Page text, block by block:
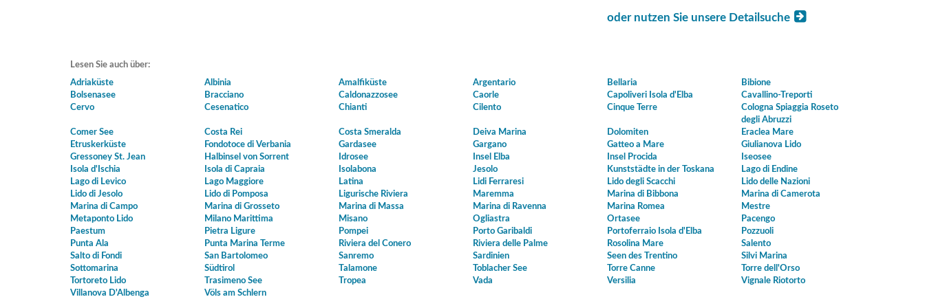
oder nutzen Sie unsere Detailsuche
Lesen Sie auch über:
Adriaküste
Albinia Amalfiküste Argentario Bellaria
Bibione
Bolsenasee
Bracciano Caldonazzosee Caorle Capoliveri Isola d'Elba
Cavallino-Treporti
Cervo
Cesenatico Chianti Cilento Cinque Terre
Cologna Spiaggia Roseto
degli Abruzzi
Comer See
Costa Rei Costa Smeralda Deiva Marina Dolomiten
Eraclea Mare
Etruskerküste
Fondotoce di Verbania Gardasee Gargano Gatteo a Mare
Giulianova Lido
Gressoney St. Jean
Halbinsel von Sorrent Idrosee Insel Elba Insel Procida
Iseosee
Isola d'Ischia
Isola di Capraia Isolabona Jesolo Kunststädte in der Toskana
Lago di Endine
Lago di Levico
Lago Maggiore Latina Lidi Ferraresi Lido degli Scacchi
Lido delle Nazioni
Lido di Jesolo
Lido di Pomposa Ligurische Riviera Maremma Marina di Bibbona
Marina di Camerota
Marina di Campo
Marina di Grosseto Marina di Massa Marina di Ravenna Marina Romea
Mestre
Metaponto Lido
Milano Marittima Misano Ogliastra Ortasee
Pacengo
Paestum
Pietra Ligure Pompei Porto Garibaldi Portoferraio Isola d'Elba
Pozzuoli
Punta Ala
Punta Marina Terme Riviera del Conero Riviera delle Palme Rosolina Mare
Salento
Salto di Fondi
San Bartolomeo Sanremo Sardinien Seen des Trentino
Silvi Marina
Sottomarina
Südtirol Talamone Toblacher See Torre Canne
Torre dell'Orso
Tortoreto Lido
Trasimeno See Tropea Vada Versilia
Vignale Riotorto
Villanova D'Albenga
Völs am Schlern